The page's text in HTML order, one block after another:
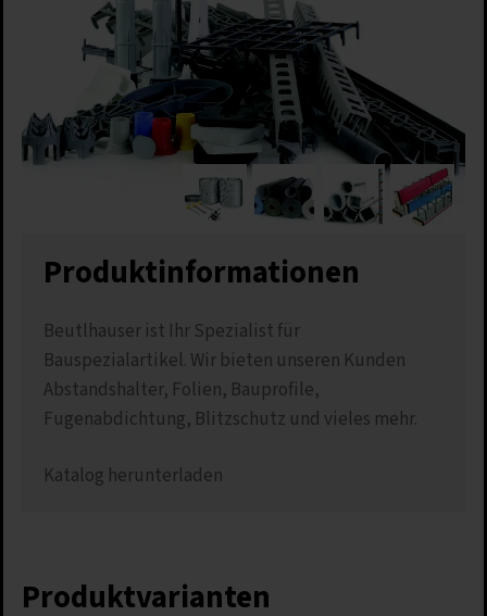
Produkt­informationen
Beutlhauser ist Ihr Spezialist für
Bauspezialartikel. Wir bieten unseren Kunden
Abstandshalter, Folien, Bauprofile,
Fugenabdichtung, Blitzschutz und vieles mehr.
Katalog herunterladen
Produktvarianten